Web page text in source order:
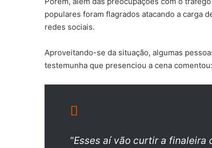
populares foram flagrados atacando a carga
redes sociais.
Aproveitando-se da situação, algumas
testemunha que presenciou a cena comentou:
“Esses aí vão curtir a finaleira